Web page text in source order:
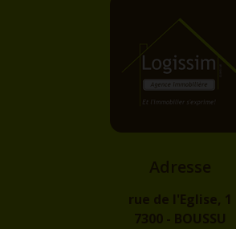
Adresse
rue de l'Eglise, 1
7300 - BOUSSU